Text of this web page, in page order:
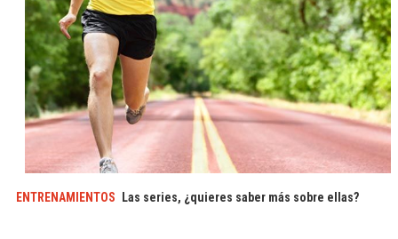
ENTRENAMIENTOS Las series, ¿quieres saber más sobre ellas?